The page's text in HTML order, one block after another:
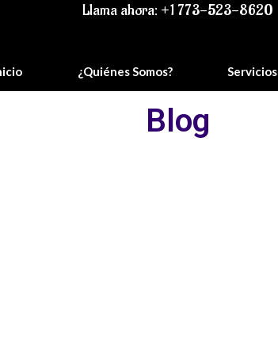
Llama ahora: +1 773-523-8620
¿Quiénes Somos? Servicios
Blog